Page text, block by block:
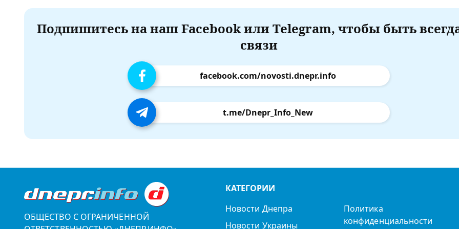
Подпишитесь на наш Facebook или Telegram, чтобы быть
связи
facebook.com/novosti.dnepr.info
t.me/Dnepr_Info_New
ОБЩЕСТВО С ОГРАНИЧЕННОЙ
КАТЕГОРИИ
Новости Днепра
Новости Украины
Политика
конфиденциальности